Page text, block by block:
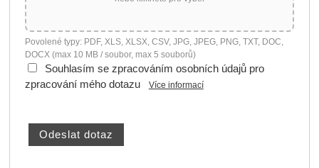
Povolené typy: PDF, XLS, XLSX, CSV, JPG, JPEG, PNG, TXT, DOC,
DOCX (max 10 MB / soubor, max 5 souborů)
Souhlasím se zpracováním osobních údajů pro
zpracování mého dotazu
Více informací